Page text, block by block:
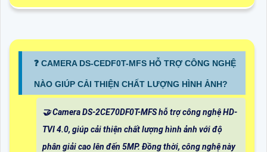
❓ CAMERA DS-CEDF0T-MFS HỖ TRỢ CÔNG NGHỆ
NÀO GIÚP CẢI THIỆN CHẤT LƯỢNG HÌNH ẢNH?
🤝 Camera DS-2CE70DF0T-MFS hỗ trợ công nghệ HD-
TVI 4.0, giúp cải thiện chất lượng hình ảnh với độ
phân giải cao lên đến 5MP. Đồng thời, công nghệ này